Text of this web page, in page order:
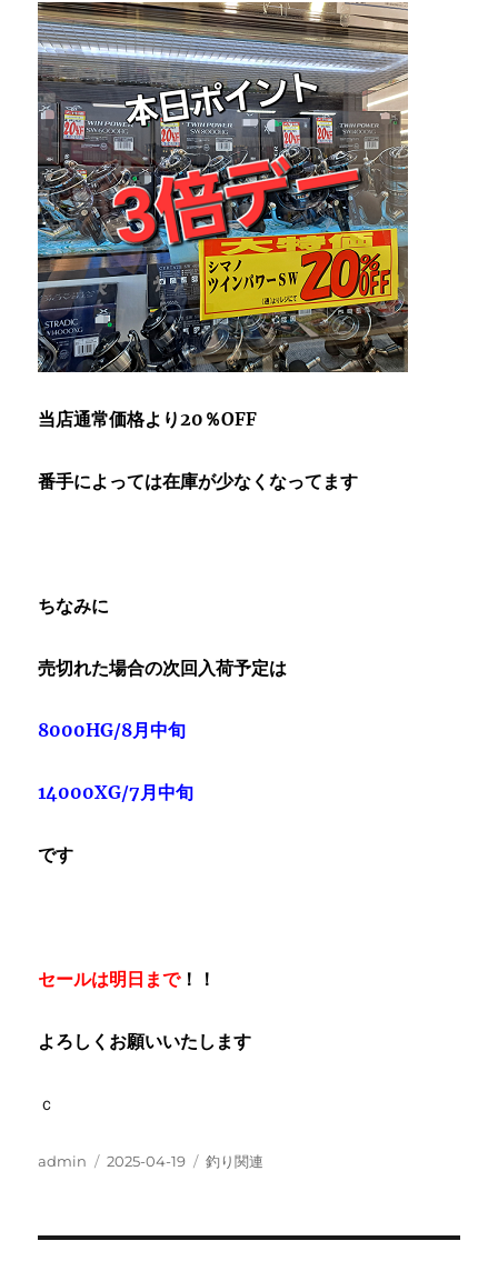
当店通常価格より20％OFF
番手によっては在庫が少なくなってます
ちなみに
売切れた場合の次回入荷予定は
8000HG/8月中旬
14000XG/7月中旬
です
セールは明日まで！！
よろしくお願いいたします
ｃ
投
admin
投
2025-04-19
カ
釣り関連